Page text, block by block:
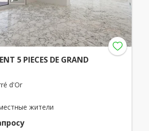
5 PIECES DE GRAND
d'Or
жители